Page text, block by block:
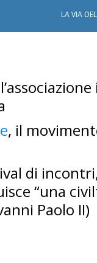
LA VIA
, il
di
“una
Paolo II)